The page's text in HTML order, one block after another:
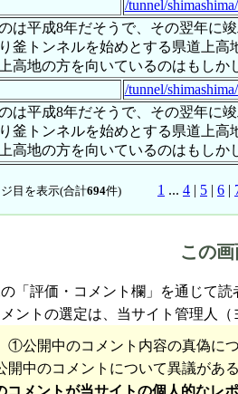
/tunnel/
は平成8年だそうで、その翌年
釜トンネルを始めとする県道上
高地の方を向いているのはもしか
/tunnel/
は平成8年だそうで、その翌年
釜トンネルを始めとする県道上
高地の方を向いているのはもしか
目を表示(合計694件) 1 ... 4 | 5 | 6 |
この
「評価・コメント欄」を通じて読
ントの選定は、当サイト管理人
①公開中のコメント内容の真偽に
中のコメントについて異議がある
コメントが当サイトの個人的なレ